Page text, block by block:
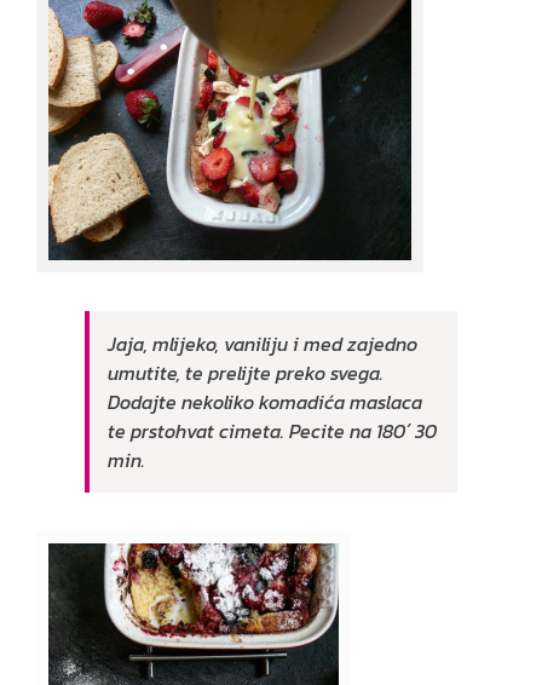
Jaja, mlijeko, vaniliju i med zajedno
umutite, te prelijte preko svega.
Dodajte nekoliko komadića maslaca
te prstohvat cimeta. Pecite na 180´ 30
min.